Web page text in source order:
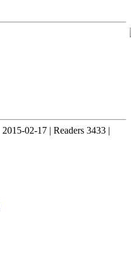
2015-02-17 | Readers 3433 |